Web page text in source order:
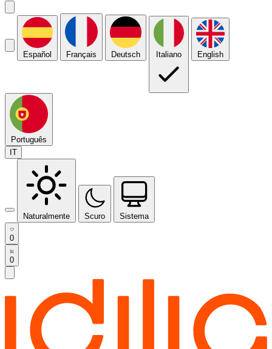
Español Français Deutsch Italiano English
Português
IT
Naturalmente Scuro Sistema
0
0